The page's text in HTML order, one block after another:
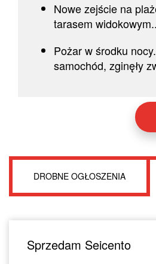
Nowe zejście na
tarasem
Pożar w środku nocy.
samochód, zginęły
DROBNE OGŁOSZENIA
Sprzedam Seicento